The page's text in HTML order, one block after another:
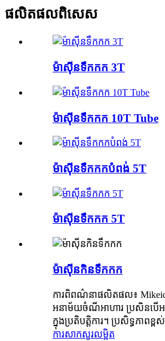
ផលិតផលពិសេស
ម៉ាស៊ីនទឹកកក 3T
ម៉ាស៊ីនទឹកកក 10T Tube
ម៉ាស៊ីនទឹកកកបំពង់ 5T
ម៉ាស៊ីនទឹកកក 5T
ម៉ាស៊ីនកិនទឹកកក
ការពិពណ៌នាផលិតផល៖
អនាម័យចំណីអាហារ ប្រសិនបើអតិ
ក្នុងប្រតិបត្តិការ។ ប្រសិទ្ធភា
ការសាកសួរលម្អិត